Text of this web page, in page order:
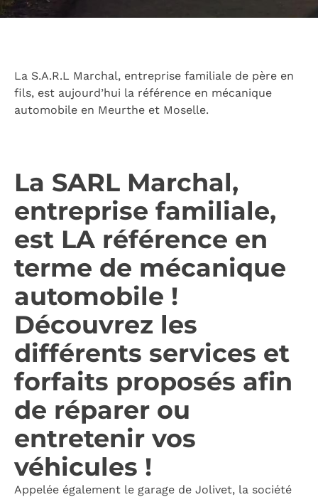
La S.A.R.L Marchal, entreprise familiale de père en
fils, est aujourd’hui la référence en mécanique
automobile en Meurthe et Moselle.
La SARL Marchal,
entreprise familiale,
est LA référence en
terme de mécanique
automobile !
Découvrez les
différents services et
forfaits proposés afin
de réparer ou
entretenir vos
véhicules !
Appelée également le garage de Jolivet, la société